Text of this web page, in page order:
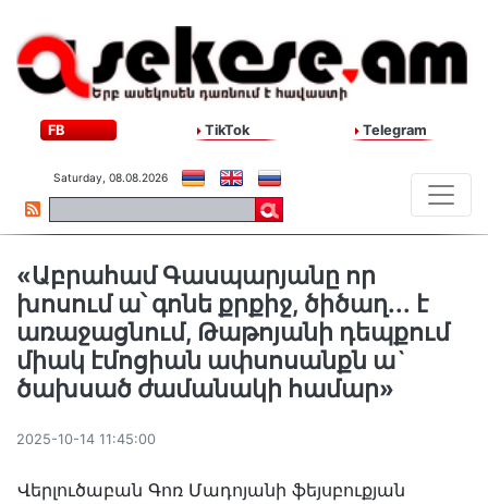
FB TikTok Telegram
Saturday, 08.08.2026
«Աբրահամ Գասպարյանը որ
խոսում ա՝ գոնե քրքիջ, ծիծաղ․․․ է
առաջացնում, Թաթոյանի դեպքում
միակ էմոցիան ափսոսանքն ա`
ծախսած ժամանակի համար»
2025-10-14 11:45:00
Վերլուծաբան Գոռ Մադոյանի ֆեյսբուքյան